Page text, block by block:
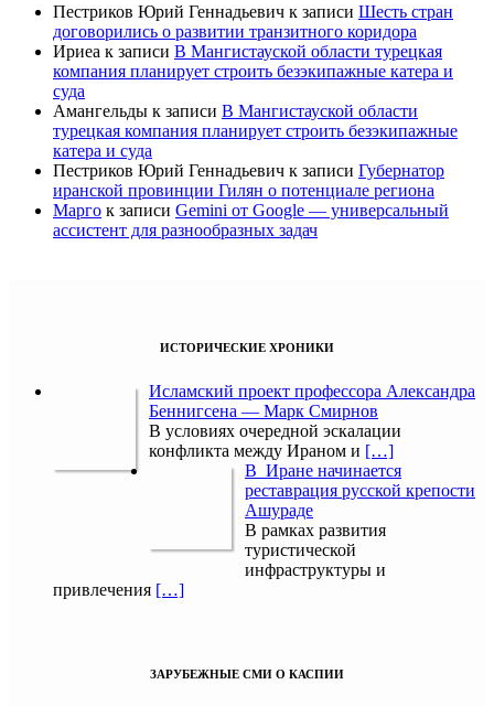
Пестриков Юрий Геннадьевич к записи Шесть стран
договорились о развитии транзитного коридора
Ириеа к записи В Мангистауской области турецкая
компания планирует строить безэкипажные катера и
суда
Амангельды к записи В Мангистауской области
турецкая компания планирует строить безэкипажные
катера и суда
Пестриков Юрий Геннадьевич к записи Губернатор
иранской провинции Гилян о потенциале региона
Марго к записи Gemini от Google — универсальный
ассистент для разнообразных задач
ИСТОРИЧЕСКИЕ ХРОНИКИ
Исламский проект профессора Александра
Беннигсена — Марк Смирнов
В условиях очередной эскалации
конфликта между Ираном и […]
В Иране начинается
реставрация русской крепости
Ашураде
В рамках развития
туристической
инфраструктуры и
привлечения […]
ЗАРУБЕЖНЫЕ СМИ О КАСПИИ